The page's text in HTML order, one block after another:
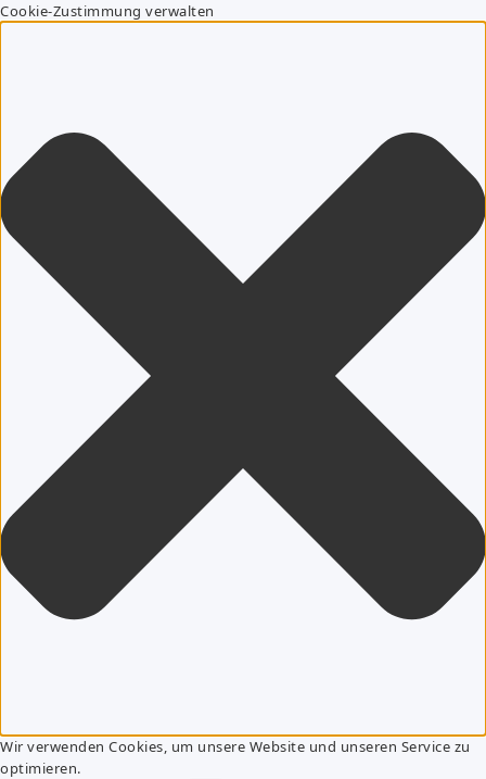
Cookie-Zustimmung verwalten
Wir verwenden Cookies, um unsere Website und unseren Service zu
optimieren.